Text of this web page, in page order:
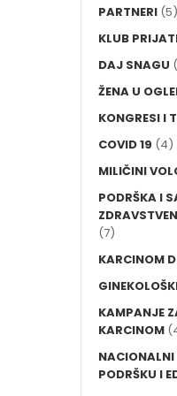
PARTNERI (5)
KLUB
DAJ SNAGU
ŽENA U
KONGRESI I
COVID 19 (4)
MILIČINI
PODRŠKA I
(7)
KARCINOM
KAMPANJE
KARCINOM
NACIONALNI
PODRŠKU I